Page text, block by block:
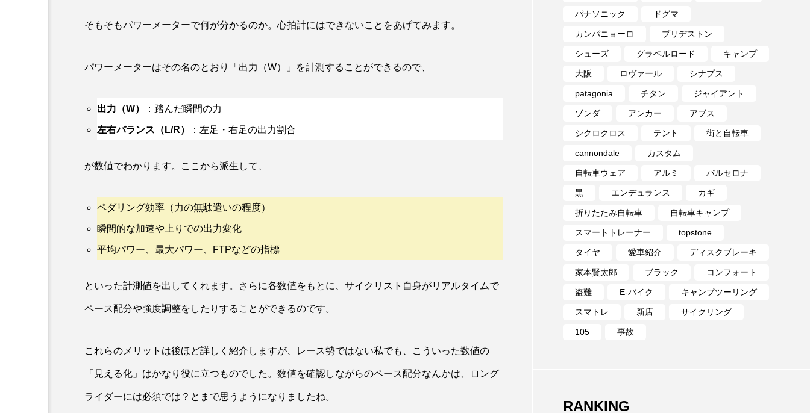
そもそもパワーメーターで何が分かるのか。心拍計にはできないことをあげてみます。
パワーメーターはその名のとおり「出力（W）」を計測することができるので、
出力（W） ：踏んだ瞬間の力
左右バランス（L/R） ：左足・右足の出力割合
が数値でわかります。ここから派生して、
ペダリング効率（力の無駄遣いの程度）
瞬間的な加速や上りでの出力変化
平均パワー、最大パワー、FTPなどの指標
といった計測値を出してくれます。さらに各数値をもとに、サイクリスト自身がリアルタイムで
ペース配分や強度調整をしたりすることができるのです。
これらのメリットは後ほど詳しく紹介しますが、レース勢ではない私でも、こういった数値の
「見える化」はかなり役に立つものでした。数値を確認しながらのペース配分なんかは、ロング
ライダーには必須では？とまで思うようになりましたね。
パナソニック ドグマ
カンパニョーロ ブリヂストン
シューズ グラベルロード キャンプ
大阪 ロヴァール シナプス
patagonia チタン ジャイアント
ゾンダ アンカー アブス
シクロクロス テント 街と自転車
cannondale カスタム
自転車ウェア アルミ バルセロナ
黒 エンデュランス カギ
折りたたみ自転車 自転車キャンプ
スマートトレーナー topstone
タイヤ 愛車紹介 ディスクブレーキ
家本賢太郎 ブラック コンフォート
盗難 E-バイク キャンプツーリング
スマトレ 新店 サイクリング
105 事故
RANKING